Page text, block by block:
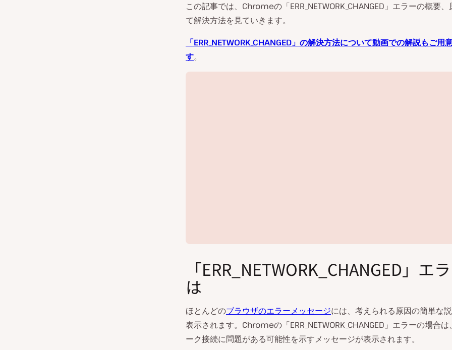
この記事では、Chromeの「ERR_NETWORK_CHANGED」エラーの概要
て解決方法を見ていきます。
「ERR_NETWORK_CHANGED」の解決方法について動画での解説もご用
す。
動
画
「ERR_NETWORK_CHANGED」エ
は
ほとんどのブラウザのエラーメッセージには、考えられる原因の簡単な
表示されます。Chromeの「ERR_NETWORK_CHANGED」エラーの場合
ーク接続に問題がある可能性を示すメッセージが表示されます。